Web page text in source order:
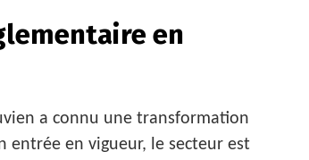
en
a connu une transformation
entrée en vigueur, le secteur est